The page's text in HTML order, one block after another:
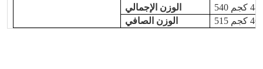
الوزن الإجمالي
الوزن الصافي